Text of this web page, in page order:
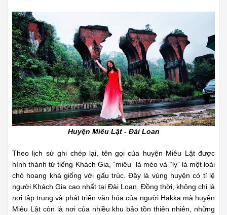
Huyện Miêu Lật - Đài Loan
Theo lịch sử ghi chép lại, tên gọi của huyện Miêu Lật được
hình thành từ tiếng Khách Gia, “miêu” là mèo và “ly” là một loài
chó hoang khá giống với gấu trúc. Đây là vùng huyện có tỉ lệ
người Khách Gia cao nhất tại Đài Loan. Đồng thời, không chỉ là
nơi tập trung và phát triển văn hóa của người Hakka mà huyện
Miêu Lật còn là nơi của nhiều khu bảo tồn thiên nhiên, những